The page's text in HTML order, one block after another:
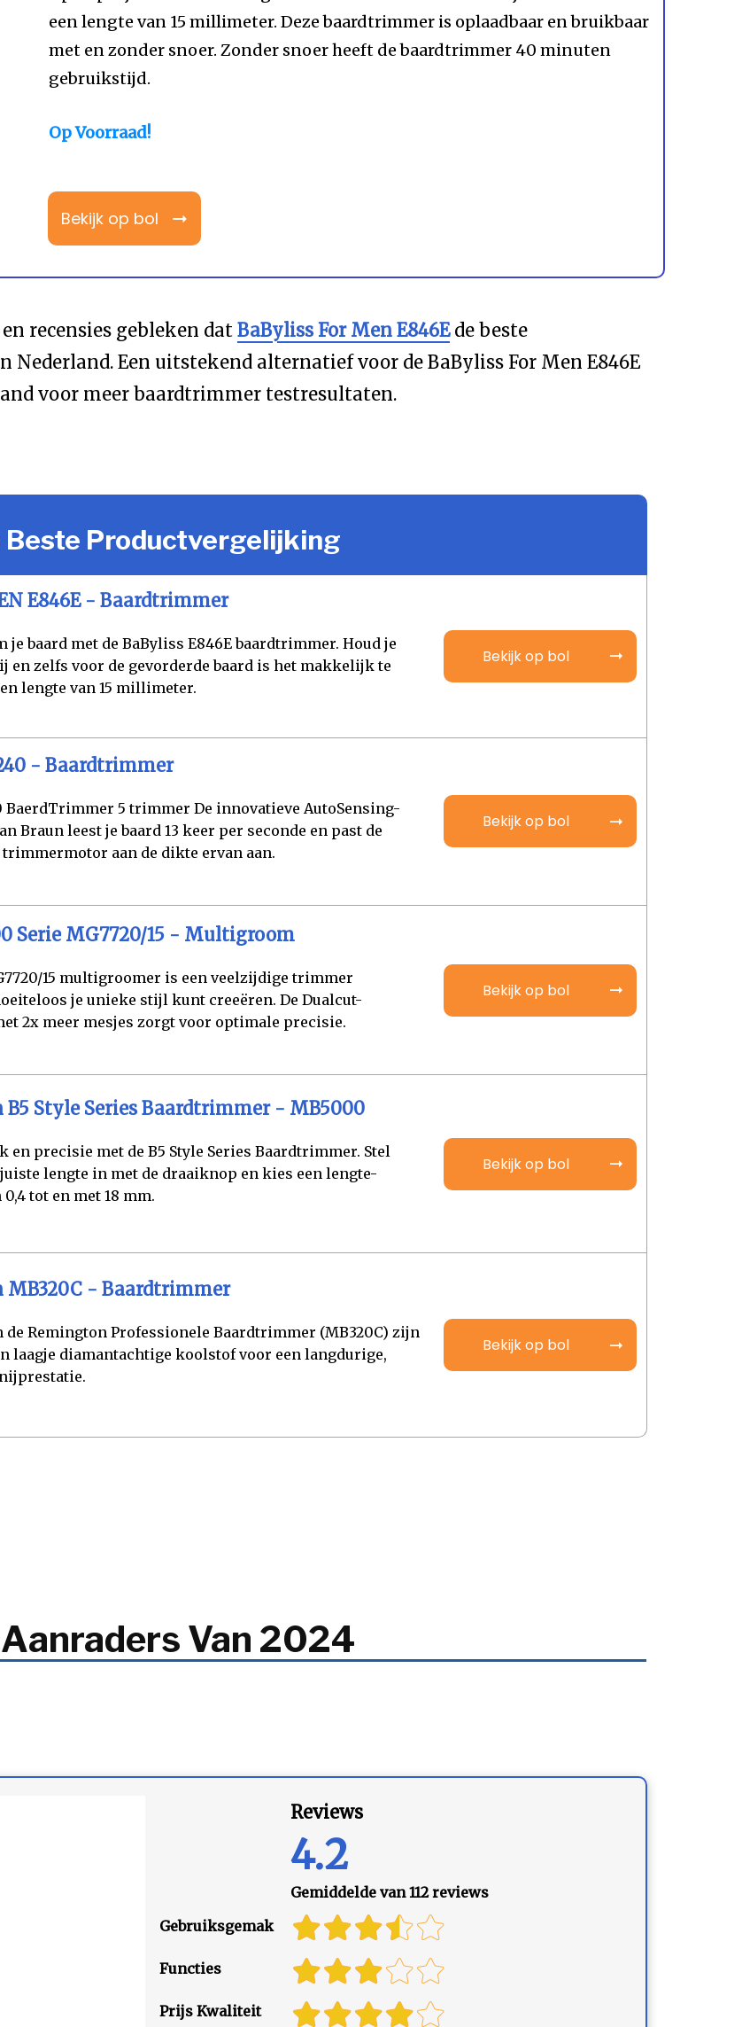
een lengte van 15 millimeter. Deze baardtrimmer is oplaadbaar en bruikbaar
met en zonder snoer. Zonder snoer heeft de baardtrimmer 40 minuten
gebruikstijd.
Op Voorraad!
Bekijk op bol
recensies gebleken dat BaByliss For Men E846Ede beste
Een uitstekend alternatief voor de BaByliss For Men E846E
voor meer baardtrimmer testresultaten.
Beste Productvergelijking
E846E - Baardtrimmer
je baard met de BaByliss E846E baardtrimmer. Houd je
en zelfs voor de gevorderde baard is het makkelijk te
lengte van 15 millimeter.
Bekijk op bol
- Baardtrimmer
BaerdTrimmer 5 trimmer De innovatieve AutoSensing-
Braun leest je baard 13 keer per seconde en past de
aan de dikte ervan aan.
Bekijk op bol
Serie MG7720/15 - Multigroom
15 multigroomer is een veelzijdige trimmer
je unieke stijl kunt creeëren. De Dualcut-
2x meer mesjes zorgt voor optimale precisie.
Bekijk op bol
Style Series Baardtrimmer - MB5000
en precisie met de B5 Style Series Baardtrimmer. Stel
lengte in met de draaiknop en kies een lengte-
tot en met 18 mm.
Bekijk op bol
MB320C - Baardtrimmer
de Remington Professionele Baardtrimmer (MB320C) zijn
laagje diamantachtige koolstof voor een langdurige,
Bekijk op bol
Van 2024
Gebruiksgemak
Functies
Prijs Kwaliteit
Reviews
4.2
Gemiddelde van 112 reviews